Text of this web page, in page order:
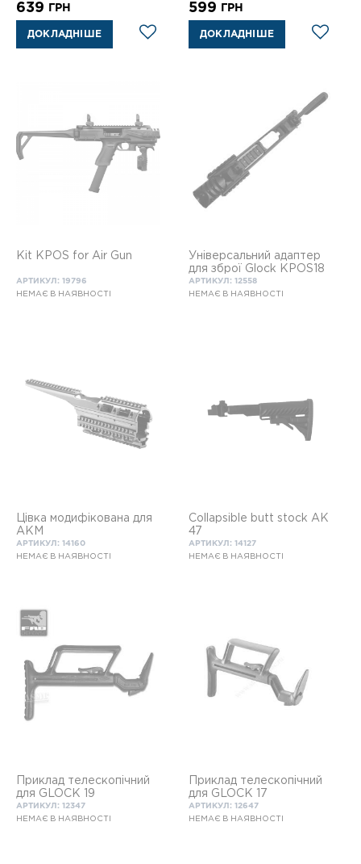
639 ГРН
ДОКЛАДНІШЕ
599 ГРН
ДОКЛАДНІШЕ
Kit KPOS for Air Gun
АРТИКУЛ: 19796
НЕМАЄ В НАЯВНОСТІ
Універсальний адаптер
для зброї Glock KPOS18
АРТИКУЛ: 12558
НЕМАЄ В НАЯВНОСТІ
Цівка модифікована для
АКМ
АРТИКУЛ: 14160
НЕМАЄ В НАЯВНОСТІ
Collapsible butt stock AK
47
АРТИКУЛ: 14127
НЕМАЄ В НАЯВНОСТІ
Приклад телескопічний
для GLOCK 19
АРТИКУЛ: 12347
НЕМАЄ В НАЯВНОСТІ
Приклад телескопічний
для GLOCK 17
АРТИКУЛ: 12647
НЕМАЄ В НАЯВНОСТІ